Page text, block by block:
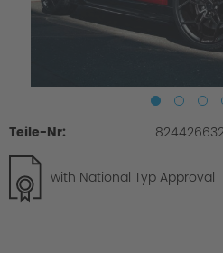
Teile-Nr:
with National Typ Approval